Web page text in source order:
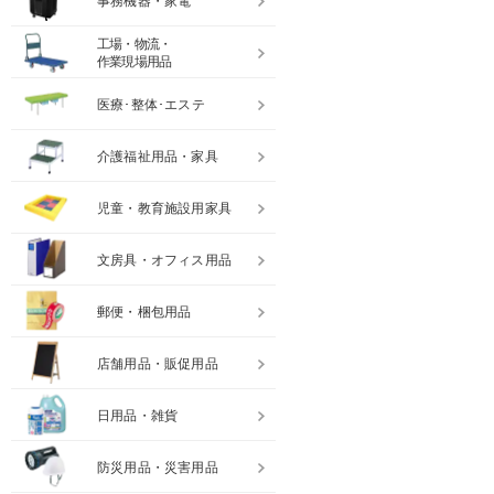
工場・物流・
作業現場用品
医療･整体･エステ
介護福祉用品・家具
児童・教育施設用家具
文房具・オフィス用品
郵便・梱包用品
店舗用品・販促用品
日用品・雑貨
防災用品・災害用品